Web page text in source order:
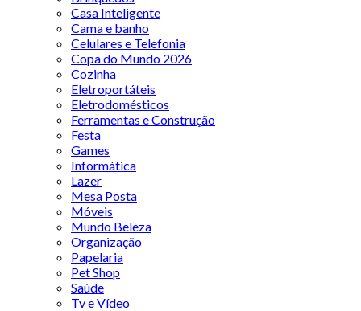
Casa Inteligente
Cama e banho
Celulares e Telefonia
Copa do Mundo 2026
Cozinha
Eletroportáteis
Eletrodomésticos
Ferramentas e Construção
Festa
Games
Informática
Lazer
Mesa Posta
Móveis
Mundo Beleza
Organização
Papelaria
Pet Shop
Saúde
Tv e Vídeo